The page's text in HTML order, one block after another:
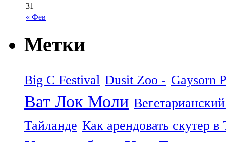
« Фев
31
Метки
Big C Festival Dusit Zoo - Gaysorn
Ват Лок Моли
Тайланде Как арендовать скутер в